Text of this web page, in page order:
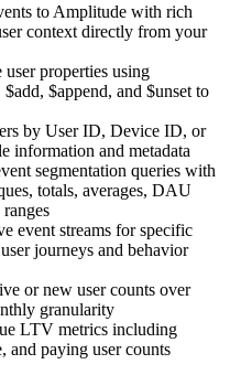
to Amplitude with rich
context directly from your
user properties using
$append, and $unset to
by User ID, Device ID, or
information and metadata
segmentation queries with
totals, averages, DAU
event streams for specific
journeys and behavior
or new user counts over
granularity
LTV metrics including
and paying user counts